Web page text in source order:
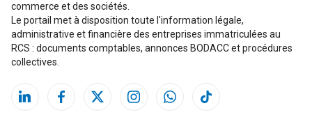
commerce et des sociétés.
Le portail met à disposition toute l'information légale,
administrative et financière des entreprises immatriculées au
RCS : documents comptables, annonces BODACC et procédures
collectives.